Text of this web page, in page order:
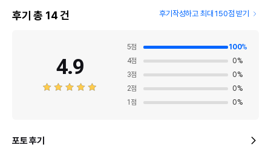
후기 총 14건 후기작성하고 최대 150점 받기
4.9
5점 100%
4점 0%
3점 0%
2점 0%
1 점 0%
포토 후기